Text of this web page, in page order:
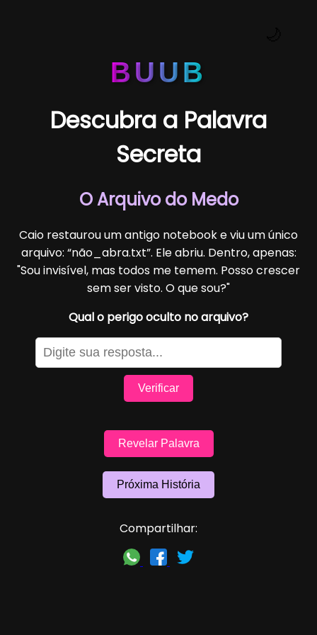
BUUB
Descubra a Palavra
Secreta
O Arquivo do Medo
Caio restaurou um antigo notebook e viu um único
arquivo: “não_abra.txt”. Ele abriu. Dentro, apenas:
"Sou invisível, mas todos me temem. Posso crescer
sem ser visto. O que sou?"
Qual o perigo oculto no arquivo?
Verificar
Revelar Palavra
Próxima História
Compartilhar: